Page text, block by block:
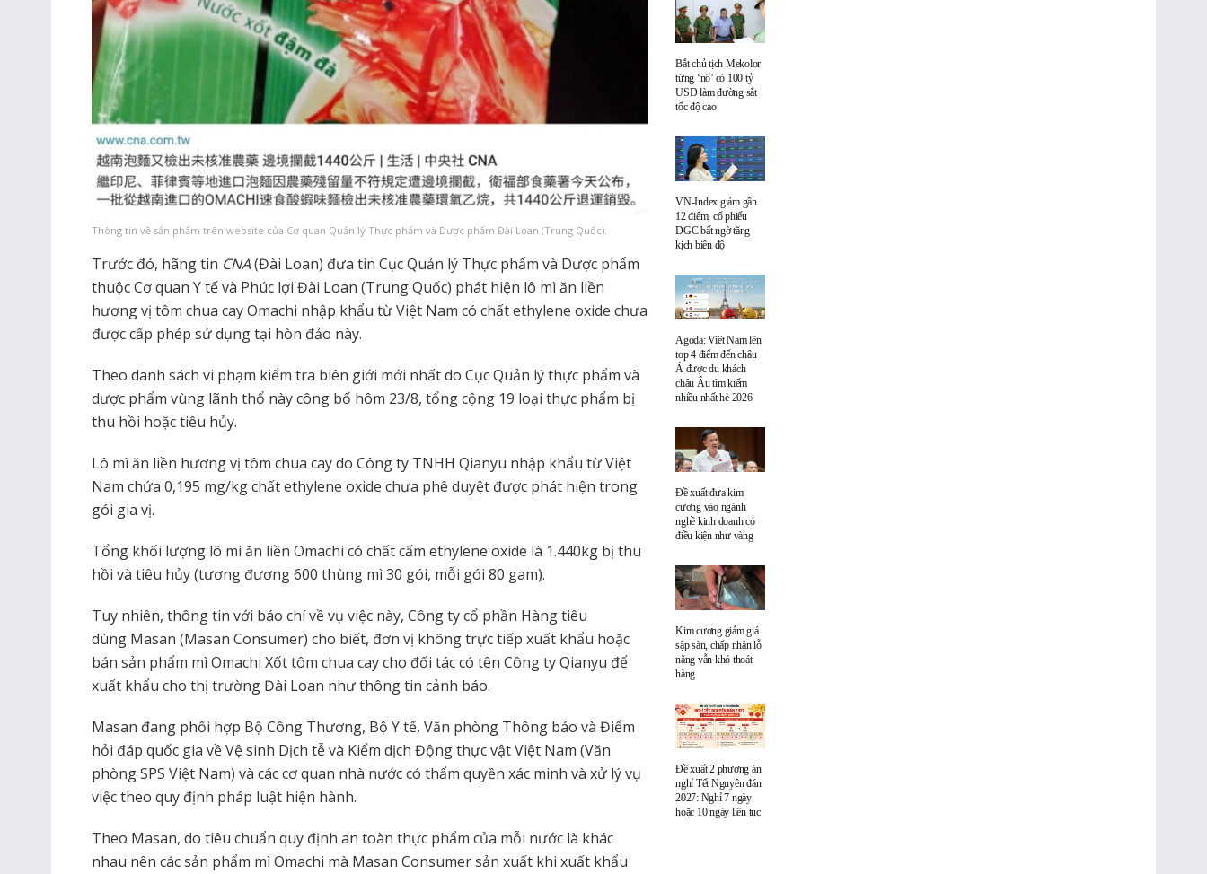
Thông tin về sản phẩm trên website của Cơ quan Quản lý Thực phẩm và Dược phẩm Đài Loan (Trung Quốc).
Trước đó, hãng tin CNA(Đài Loan) đưa tin Cục Quản lý Thực phẩm và Dược phẩm
thuộc Cơ quan Y tế và Phúc lợi Đài Loan (Trung Quốc) phát hiện lô mì ăn liền
hương vị tôm chua cay Omachi nhập khẩu từ Việt Nam có chất ethylene oxide chưa
được cấp phép sử dụng tại hòn đảo này.
Theo danh sách vi phạm kiểm tra biên giới mới nhất do Cục Quản lý thực phẩm và
dược phẩm vùng lãnh thổ này công bố hôm 23/8, tổng cộng 19 loại thực phẩm bị
thu hồi hoặc tiêu hủy.
Lô mì ăn liền hương vị tôm chua cay do Công ty TNHH Qianyu nhập khẩu từ Việt
Nam chứa 0,195 mg/kg chất ethylene oxide chưa phê duyệt được phát hiện trong
gói gia vị.
Tổng khối lượng lô mì ăn liền Omachi có chất cấm ethylene oxide là 1.440kg bị thu
hồi và tiêu hủy (tương đương 600 thùng mì 30 gói, mỗi gói 80 gam).
Tuy nhiên, thông tin với báo chí về vụ việc này, Công ty cổ phần Hàng tiêu
dùng Masan (Masan Consumer) cho biết, đơn vị không trực tiếp xuất khẩu hoặc
bán sản phẩm mì Omachi Xốt tôm chua cay cho đối tác có tên Công ty Qianyu để
xuất khẩu cho thị trường Đài Loan như thông tin cảnh báo.
Masan đang phối hợp Bộ Công Thương, Bộ Y tế, Văn phòng Thông báo và Điểm
hỏi đáp quốc gia về Vệ sinh Dịch tễ và Kiểm dịch Động thực vật Việt Nam (Văn
phòng SPS Việt Nam) và các cơ quan nhà nước có thẩm quyền xác minh và xử lý vụ
việc theo quy định pháp luật hiện hành.
Theo Masan, do tiêu chuẩn quy định an toàn thực phẩm của mỗi nước là khác
nhau nên các sản phẩm mì Omachi mà Masan Consumer sản xuất khi xuất khẩu
Bắt chủ tịch Mekolor
từng ‘nổ’ có 100 tỷ
USD làm đường sắt
tốc độ cao
VN-Index giảm gần
12 điểm, cổ phiếu
DGC bất ngờ tăng
kịch biên độ
Agoda: Việt Nam lên
top 4 điểm đến châu
Á được du khách
châu Âu tìm kiếm
nhiều nhất hè 2026
Đề xuất đưa kim
cương vào ngành
nghề kinh doanh có
điều kiện như vàng
Kim cương giảm giá
sập sàn, chấp nhận lỗ
nặng vẫn khó thoát
hàng
Đề xuất 2 phương án
nghỉ Tết Nguyên đán
2027: Nghỉ 7 ngày
hoặc 10 ngày liên tục